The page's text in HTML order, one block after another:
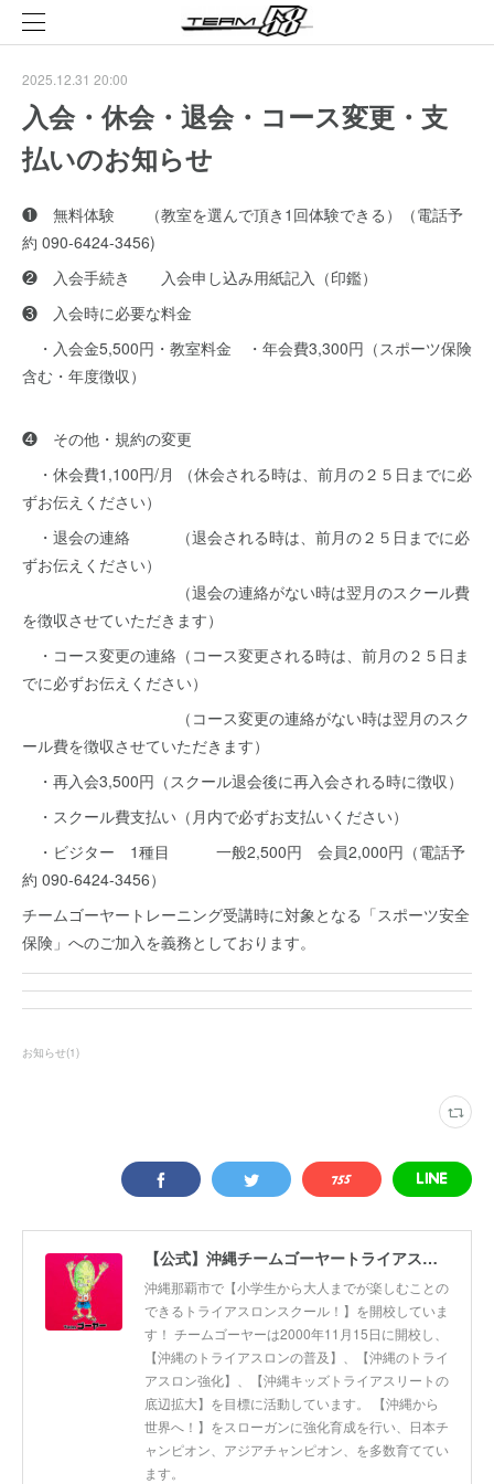
2025.12.31 20:00
入会・休会・退会・コース変更・支
払いのお知らせ
❶ 無料体験 （教室を選んで頂き1回体験できる）（電話予
約 090-6424-3456)
❷ 入会手続き 入会申し込み用紙記入（印鑑）
❸ 入会時に必要な料金
・入会金5,500円・教室料金 ・年会費3,300円（スポーツ保険
含む・年度徴収）
❹ その他・規約の変更
・休会費1,100円/月 （休会される時は、前月の２５日までに必
ずお伝えください）
・退会の連絡 （退会される時は、前月の２５日までに必
ずお伝えください）
（退会の連絡がない時は翌月のスクール費
を徴収させていただきます）
・コース変更の連絡（コース変更される時は、前月の２５日ま
でに必ずお伝えください）
（コース変更の連絡がない時は翌月のスク
ール費を徴収させていただきます）
・再入会3,500円（スクール退会後に再入会される時に徴収）
・スクール費支払い（月内で必ずお支払いください）
・ビジター 1種目 一般2,500円 会員2,000円（電話予
約 090-6424-3456）
チームゴーヤートレーニング受講時に対象となる「スポーツ安全
保険」へのご加入を義務としております。
お知らせ(1)
【公式】沖縄チームゴーヤートライアスロンスクール
沖縄那覇市で【小学生から大人までが楽しむことの
できるトライアスロンスクール！】を開校していま
す！ チームゴーヤーは2000年11月15日に開校し、
【沖縄のトライアスロンの普及】、【沖縄のトライ
アスロン強化】、【沖縄キッズトライアスリートの
底辺拡大】を目標に活動しています。 【沖縄から
世界へ！】をスローガンに強化育成を行い、日本チ
ャンピオン、アジアチャンピオン、を多数育ててい
ます。